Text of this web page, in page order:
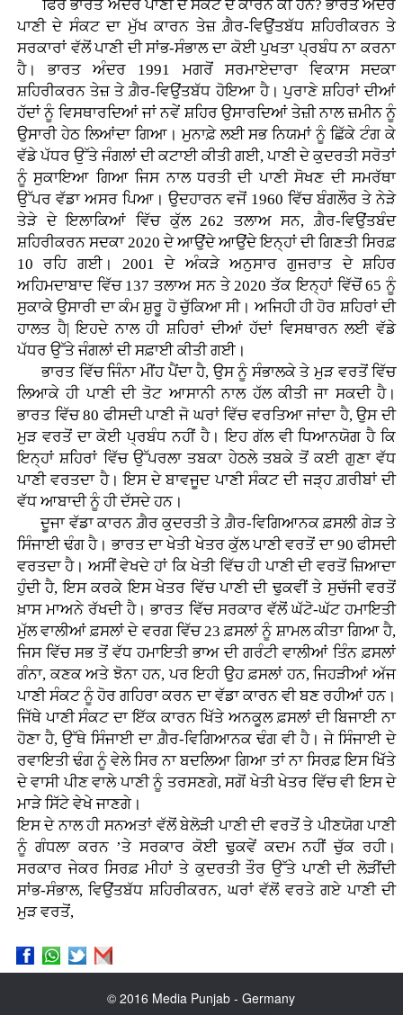
ਫਿਰ ਭਾਰਤ ਅੰਦਰ ਪਾਣੀ ਦੇ ਸੰਕਟ ਦੇ ਕਾਰਨ ਕੀ ਹਨ? ਭਾਰਤ ਅੰਦਰ
ਪਾਣੀ ਦੇ ਸੰਕਟ ਦਾ ਮੁੱਖ ਕਾਰਨ ਤੇਜ਼ ਗ਼ੈਰ-ਵਿਉਂਤਬੱਧ ਸ਼ਹਿਰੀਕਰਨ ਤੇ
ਸਰਕਾਰਾਂ ਵੱਲੋਂ ਪਾਣੀ ਦੀ ਸਾਂਭ-ਸੰਭਾਲ ਦਾ ਕੋਈ ਪੁਖਤਾ ਪ੍ਰਬੰਧ ਨਾ ਕਰਨਾ
ਹੈ। ਭਾਰਤ ਅੰਦਰ 1991 ਮਗਰੋਂ ਸਰਮਾਏਦਾਰਾ ਵਿਕਾਸ ਸਦਕਾ
ਸ਼ਹਿਰੀਕਰਨ ਤੇਜ਼ ਤੇ ਗ਼ੈਰ-ਵਿਉਂਤਬੱਧ ਹੋਇਆ ਹੈ। ਪੁਰਾਣੇ ਸ਼ਹਿਰਾਂ ਦੀਆਂ
ਹੱਦਾਂ ਨੂੰ ਵਿਸਥਾਰਦਿਆਂ ਜਾਂ ਨਵੇਂ ਸ਼ਹਿਰ ਉਸਾਰਦਿਆਂ ਤੇਜ਼ੀ ਨਾਲ ਜ਼ਮੀਨ ਨੂੰ
ਉਸਾਰੀ ਹੇਠ ਲਿਆਂਦਾ ਗਿਆ। ਮੁਨਾਫ਼ੇ ਲਈ ਸਭ ਨਿਯਮਾਂ ਨੂੰ ਛਿੱਕੇ ਟੰਗ ਕੇ
ਵੱਡੇ ਪੱਧਰ ਉੱਤੇ ਜੰਗਲਾਂ ਦੀ ਕਟਾਈ ਕੀਤੀ ਗਈ, ਪਾਣੀ ਦੇ ਕੁਦਰਤੀ ਸਰੋਤਾਂ
ਨੂੰ ਸੁਕਾਇਆ ਗਿਆ ਜਿਸ ਨਾਲ ਧਰਤੀ ਦੀ ਪਾਣੀ ਸੋਖਣ ਦੀ ਸਮਰੱਥਾ
ਉੱਪਰ ਵੱਡਾ ਅਸਰ ਪਿਆ। ਉਦਹਾਰਨ ਵਜੋਂ 1960 ਵਿੱਚ ਬੰਗਲੌਰ ਤੇ ਨੇੜੇ
ਤੇੜੇ ਦੇ ਇਲਾਕਿਆਂ ਵਿੱਚ ਕੁੱਲ 262 ਤਲਾਅ ਸਨ, ਗ਼ੈਰ-ਵਿਉਂਤਬੰਦ
ਸ਼ਹਿਰੀਕਰਨ ਸਦਕਾ 2020 ਦੇ ਆਉਂਦੇ ਆਉਂਦੇ ਇਨ੍ਹਾਂ ਦੀ ਗਿਣਤੀ ਸਿਰਫ਼
10 ਰਹਿ ਗਈ। 2001 ਦੇ ਅੰਕੜੇ ਅਨੁਸਾਰ ਗੁਜਰਾਤ ਦੇ ਸ਼ਹਿਰ
ਅਹਿਮਦਾਬਾਦ ਵਿੱਚ 137 ਤਲਾਅ ਸਨ ਤੇ 2020 ਤੱਕ ਇਨ੍ਹਾਂ ਵਿੱਚੋਂ 65 ਨੂੰ
ਸੁਕਾਕੇ ਉਸਾਰੀ ਦਾ ਕੰਮ ਸ਼ੁਰੂ ਹੋ ਚੁੱਕਿਆ ਸੀ। ਅਜਿਹੀ ਹੀ ਹੋਰ ਸ਼ਹਿਰਾਂ ਦੀ
ਹਾਲਤ ਹੈ| ਇਹਦੇ ਨਾਲ ਹੀ ਸ਼ਹਿਰਾਂ ਦੀਆਂ ਹੱਦਾਂ ਵਿਸਥਾਰਨ ਲਈ ਵੱਡੇ
ਪੱਧਰ ਉੱਤੇ ਜੰਗਲਾਂ ਦੀ ਸਫ਼ਾਈ ਕੀਤੀ ਗਈ।
ਭਾਰਤ ਵਿੱਚ ਜਿੰਨਾ ਮੀਂਹ ਪੈਂਦਾ ਹੈ, ਉਸ ਨੂੰ ਸੰਭਾਲਕੇ ਤੇ ਮੁੜ ਵਰਤੋਂ ਵਿੱਚ
ਲਿਆਕੇ ਹੀ ਪਾਣੀ ਦੀ ਤੋਟ ਆਸਾਨੀ ਨਾਲ ਹੱਲ ਕੀਤੀ ਜਾ ਸਕਦੀ ਹੈ।
ਭਾਰਤ ਵਿੱਚ 80 ਫੀਸਦੀ ਪਾਣੀ ਜੋ ਘਰਾਂ ਵਿੱਚ ਵਰਤਿਆ ਜਾਂਦਾ ਹੈ, ਉਸ ਦੀ
ਮੁੜ ਵਰਤੋਂ ਦਾ ਕੋਈ ਪ੍ਰਬੰਧ ਨਹੀਂ ਹੈ। ਇਹ ਗੱਲ ਵੀ ਧਿਆਨਯੋਗ ਹੈ ਕਿ
ਇਨ੍ਹਾਂ ਸ਼ਹਿਰਾਂ ਵਿੱਚ ਉੱਪਰਲਾ ਤਬਕਾ ਹੇਠਲੇ ਤਬਕੇ ਤੋਂ ਕਈ ਗੁਣਾ ਵੱਧ
ਪਾਣੀ ਵਰਤਦਾ ਹੈ। ਇਸ ਦੇ ਬਾਵਜੂਦ ਪਾਣੀ ਸੰਕਟ ਦੀ ਜੜ੍ਹ ਗ਼ਰੀਬਾਂ ਦੀ
ਵੱਧ ਆਬਾਦੀ ਨੂੰ ਹੀ ਦੱਸਦੇ ਹਨ।
ਦੂਜਾ ਵੱਡਾ ਕਾਰਨ ਗ਼ੈਰ ਕੁਦਰਤੀ ਤੇ ਗ਼ੈਰ-ਵਿਗਿਆਨਕ ਫ਼ਸਲੀ ਗੇੜ ਤੇ
ਸਿੰਜਾਈ ਢੰਗ ਹੈ। ਭਾਰਤ ਦਾ ਖੇਤੀ ਖੇਤਰ ਕੁੱਲ ਪਾਣੀ ਵਰਤੋਂ ਦਾ 90 ਫੀਸਦੀ
ਵਰਤਦਾ ਹੈ। ਅਸੀਂ ਵੇਖਦੇ ਹਾਂ ਕਿ ਖੇਤੀ ਵਿੱਚ ਹੀ ਪਾਣੀ ਦੀ ਵਰਤੋਂ ਜ਼ਿਆਦਾ
ਹੁੰਦੀ ਹੈ, ਇਸ ਕਰਕੇ ਇਸ ਖੇਤਰ ਵਿੱਚ ਪਾਣੀ ਦੀ ਢੁਕਵੀਂ ਤੇ ਸੁਚੱਜੀ ਵਰਤੋਂ
ਖ਼ਾਸ ਮਾਅਨੇ ਰੱਖਦੀ ਹੈ। ਭਾਰਤ ਵਿੱਚ ਸਰਕਾਰ ਵੱਲੋਂ ਘੱਟੋ-ਘੱਟ ਹਮਾਇਤੀ
ਮੁੱਲ ਵਾਲੀਆਂ ਫ਼ਸਲਾਂ ਦੇ ਵਰਗ ਵਿੱਚ 23 ਫ਼ਸਲਾਂ ਨੂੰ ਸ਼ਾਮਲ ਕੀਤਾ ਗਿਆ ਹੈ,
ਜਿਸ ਵਿੱਚ ਸਭ ਤੋਂ ਵੱਧ ਹਮਾਇਤੀ ਭਾਅ ਦੀ ਗਰੰਟੀ ਵਾਲੀਆਂ ਤਿੰਨ ਫ਼ਸਲਾਂ
ਗੰਨਾ, ਕਣਕ ਅਤੇ ਝੋਨਾ ਹਨ, ਪਰ ਇਹੀ ਉਹ ਫ਼ਸਲਾਂ ਹਨ, ਜਿਹੜੀਆਂ ਅੱਜ
ਪਾਣੀ ਸੰਕਟ ਨੂੰ ਹੋਰ ਗਹਿਰਾ ਕਰਨ ਦਾ ਵੱਡਾ ਕਾਰਨ ਵੀ ਬਣ ਰਹੀਆਂ ਹਨ।
ਜਿੱਥੇ ਪਾਣੀ ਸੰਕਟ ਦਾ ਇੱਕ ਕਾਰਨ ਖਿੱਤੇ ਅਨਕੂਲ ਫ਼ਸਲਾਂ ਦੀ ਬਿਜਾਈ ਨਾ
ਹੋਣਾ ਹੈ, ਉੱਥੇ ਸਿੰਜਾਈ ਦਾ ਗ਼ੈਰ-ਵਿਗਿਆਨਕ ਢੰਗ ਵੀ ਹੈ। ਜੇ ਸਿੰਜਾਈ ਦੇ
ਰਵਾਇਤੀ ਢੰਗ ਨੂੰ ਵੇਲੇ ਸਿਰ ਨਾ ਬਦਲਿਆ ਗਿਆ ਤਾਂ ਨਾ ਸਿਰਫ਼ ਇਸ ਖਿੱਤੇ
ਦੇ ਵਾਸੀ ਪੀਣ ਵਾਲੇ ਪਾਣੀ ਨੂੰ ਤਰਸਣਗੇ, ਸਗੋਂ ਖੇਤੀ ਖੇਤਰ ਵਿੱਚ ਵੀ ਇਸ ਦੇ
ਮਾੜੇ ਸਿੱਟੇ ਵੇਖੇ ਜਾਣਗੇ।
ਇਸ ਦੇ ਨਾਲ ਹੀ ਸਨਅਤਾਂ ਵੱਲੋਂ ਬੇਲੋੜੀ ਪਾਣੀ ਦੀ ਵਰਤੋਂ ਤੇ ਪੀਣਯੋਗ ਪਾਣੀ
ਨੂੰ ਗੰਧਲਾ ਕਰਨ ’ਤੇ ਸਰਕਾਰ ਕੋਈ ਢੁਕਵੇਂ ਕਦਮ ਨਹੀਂ ਚੁੱਕ ਰਹੀ।
ਸਰਕਾਰ ਜੇਕਰ ਸਿਰਫ਼ ਮੀਹਾਂ ਤੇ ਕੁਦਰਤੀ ਤੌਰ ਉੱਤੇ ਪਾਣੀ ਦੀ ਲੋੜੀਂਦੀ
ਸਾਂਭ-ਸੰਭਾਲ, ਵਿਉਂਤਬੱਧ ਸ਼ਹਿਰੀਕਰਨ, ਘਰਾਂ ਵੱਲੋਂ ਵਰਤੇ ਗਏ ਪਾਣੀ ਦੀ
ਮੁੜ ਵਰਤੋਂ,
© 2016 Media Punjab - Germany